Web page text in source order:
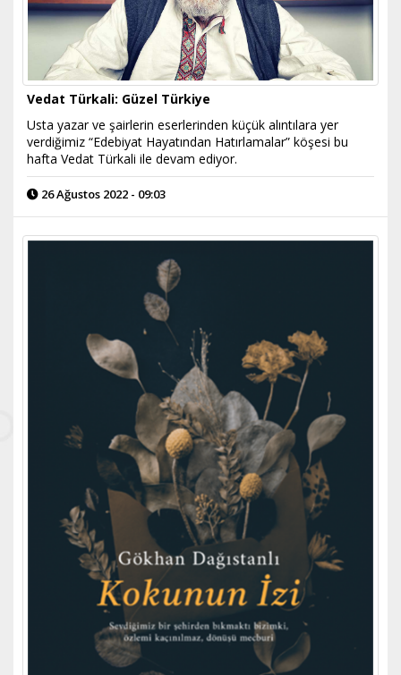
Vedat Türkali: Güzel Türkiye
Usta yazar ve şairlerin eserlerinden küçük alıntılara yer
verdiğimiz “Edebiyat Hayatından Hatırlamalar” köşesi bu
hafta Vedat Türkali ile devam ediyor.
26 Ağustos 2022 - 09:03